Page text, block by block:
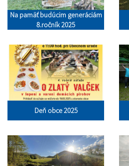
Na pamäť budúcim generáciám
8.ročník 2025
Deň obce 2025